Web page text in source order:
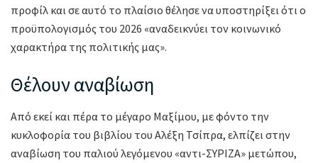
προφίλ και σε αυτό το πλαίσιο θέλησε να υποστηρίξει ότι ο
προϋπολογισμός του 2026 «αναδεικνύει τον κοινωνικό
χαρακτήρα της πολιτικής μας».
Θέλουν αναβίωση
Από εκεί και πέρα το μέγαρο Μαξίμου, με φόντο την
κυκλοφορία του βιβλίου του Αλέξη Τσίπρα, ελπίζει στην
αναβίωση του παλιού λεγόμενου «αντι-ΣΥΡΙΖΑ» μετώπου,